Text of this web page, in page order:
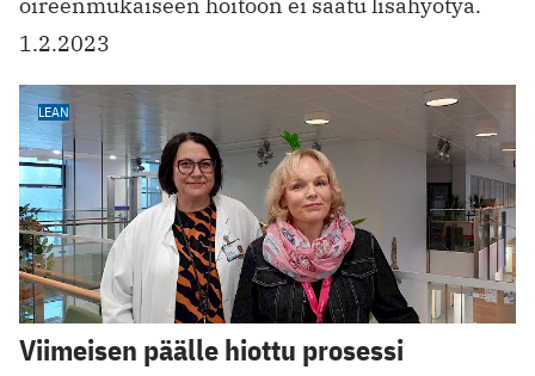
oireenmukaiseen hoitoon ei saatu lisähyötyä.
1.2.2023
LEAN
Viimeisen päälle hiottu prosessi